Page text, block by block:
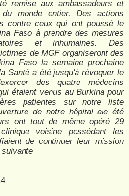
remise aux ambassadeurs et
du monde entier. Des actions
contre ceux qui ont poussé le
Faso à prendre des mesures
et inhumaines. Des
de MGF organiseront des
Faso la semaine prochaine
Santé a été jusqu'à révoquer le
des quatre médecins
étaient venus au Burkina pour
patientes sur notre liste
de notre hôpital aie été
ont tout de même opéré 29
voisine possédant les
de continuer leur mission
suivante